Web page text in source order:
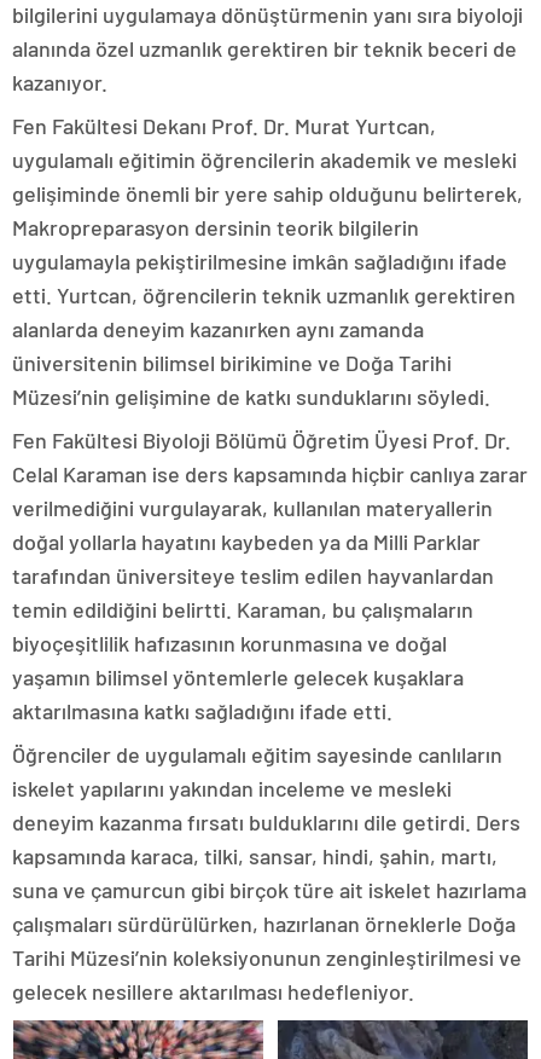
bilgilerini uygulamaya dönüştürmenin yanı sıra biyoloji
alanında özel uzmanlık gerektiren bir teknik beceri de
kazanıyor.
Fen Fakültesi Dekanı Prof. Dr. Murat Yurtcan,
uygulamalı eğitimin öğrencilerin akademik ve mesleki
gelişiminde önemli bir yere sahip olduğunu belirterek,
Makropreparasyon dersinin teorik bilgilerin
uygulamayla pekiştirilmesine imkân sağladığını ifade
etti. Yurtcan, öğrencilerin teknik uzmanlık gerektiren
alanlarda deneyim kazanırken aynı zamanda
üniversitenin bilimsel birikimine ve Doğa Tarihi
Müzesi’nin gelişimine de katkı sunduklarını söyledi.
Fen Fakültesi Biyoloji Bölümü Öğretim Üyesi Prof. Dr.
Celal Karaman ise ders kapsamında hiçbir canlıya zarar
verilmediğini vurgulayarak, kullanılan materyallerin
doğal yollarla hayatını kaybeden ya da Milli Parklar
tarafından üniversiteye teslim edilen hayvanlardan
temin edildiğini belirtti. Karaman, bu çalışmaların
biyoçeşitlilik hafızasının korunmasına ve doğal
yaşamın bilimsel yöntemlerle gelecek kuşaklara
aktarılmasına katkı sağladığını ifade etti.
Öğrenciler de uygulamalı eğitim sayesinde canlıların
iskelet yapılarını yakından inceleme ve mesleki
deneyim kazanma fırsatı bulduklarını dile getirdi. Ders
kapsamında karaca, tilki, sansar, hindi, şahin, martı,
suna ve çamurcun gibi birçok türe ait iskelet hazırlama
çalışmaları sürdürülürken, hazırlanan örneklerle Doğa
Tarihi Müzesi’nin koleksiyonunun zenginleştirilmesi ve
gelecek nesillere aktarılması hedefleniyor.